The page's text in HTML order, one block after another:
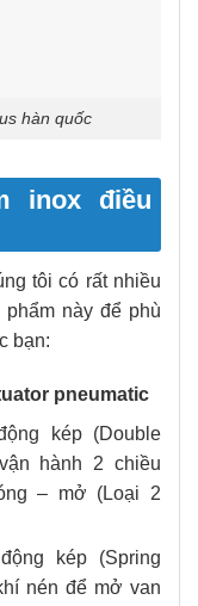
hàn quốc
inox điều
tôi có rất nhiều
này để phù
bạn:
pneumatic
kép (Double
hành 2 chiều
– mở (Loại 2
kép (Spring
nén để mở van